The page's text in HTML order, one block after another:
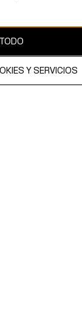
copyright y es
Y SERVICIOS